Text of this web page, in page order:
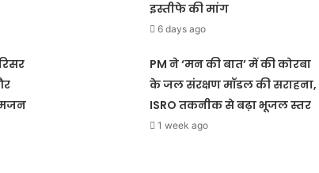
इस्तीफे की मांग
6 days ago
PM ने ‘मन की बात’ में की कोरबा
के जल संरक्षण मॉडल की सराहना,
ISRO तकनीक से बढ़ा भूजल स्तर
1 week ago